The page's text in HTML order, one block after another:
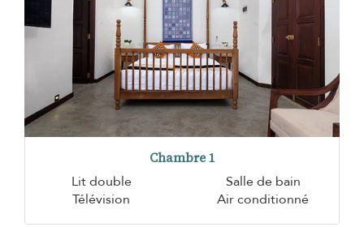
Chambre 1
Lit double
Salle de bain
Télévision
Air conditionné